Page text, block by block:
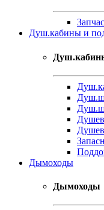
Душ.кабины и
Дымоходы
Дымоходы